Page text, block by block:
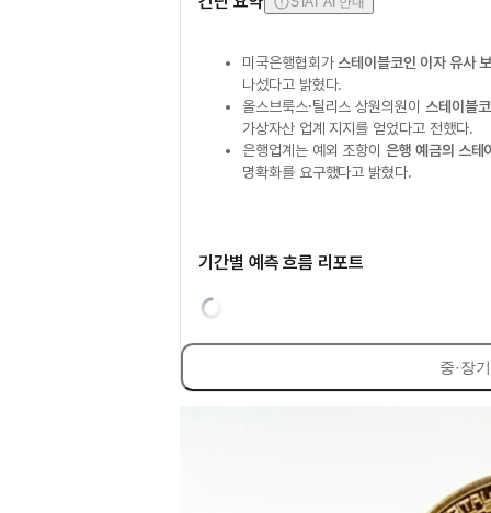
미국은행협회가 스테이블코인 이자 유사
나섰다고 밝혔다.
올스브룩스·틸리스 상원의원이 스테이블
가상자산 업계 지지를 얻었다고 전했다.
은행업계는 예외 조항이은행 예금의 스테
명확화를 요구했다고 밝혔다.
기간별 예측 흐름 리포트
중·장